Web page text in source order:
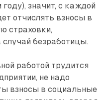
значит, с каждой
отчислять взносы в
страховки,
случай безработицы.
работой трудится
не надо
взносы в социальные